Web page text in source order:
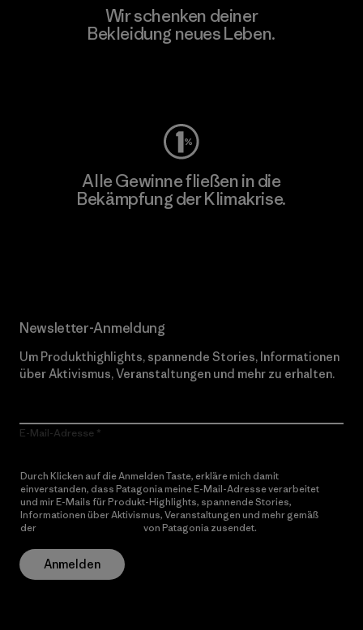
Wir schenken deiner
Bekleidung neues Leben.
Alle Gewinne fließen in die
Bekämpfung der Klimakrise.
Newsletter-Anmeldung
Um Produkthighlights, spannende Stories, Informationen
über Aktivismus, Veranstaltungen und mehr zu erhalten.
E-Mail-Adresse
Durch Klicken auf die Anmelden Taste, erkläre mich damit
einverstanden, dass Patagonia meine E-Mail-Adresse verarbeitet
und mir E-Mails für Produkt-Highlights, spannende Stories,
Informationen über Aktivismus, Veranstaltungen und mehr gemäß
der
von Patagonia zusendet.
Anmelden